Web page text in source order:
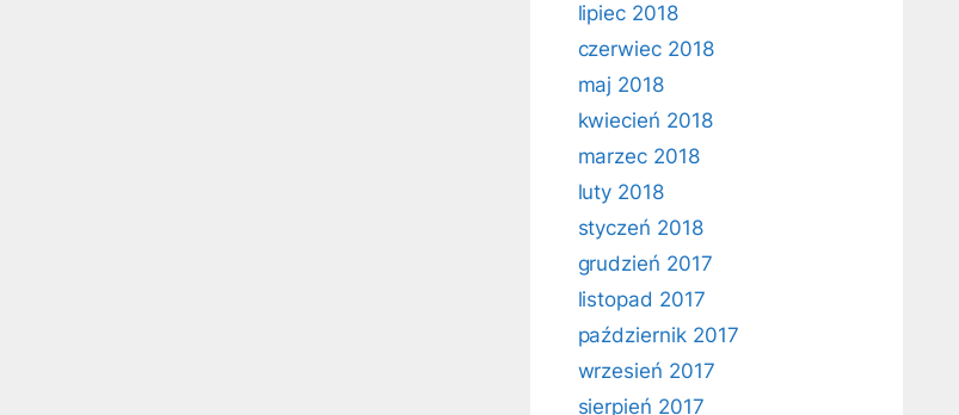
lipiec 2018
czerwiec 2018
maj 2018
kwiecień 2018
marzec 2018
luty 2018
styczeń 2018
grudzień 2017
listopad 2017
październik 2017
wrzesień 2017
sierpień 2017